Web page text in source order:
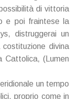
di vittoria
e poi fraintese la
distruggerai un
divina
Cattolica, (Lumen
un tempo
proprio come in